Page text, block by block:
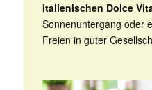
italienischen Dolce
Sonnenuntergang oder
Freien in guter